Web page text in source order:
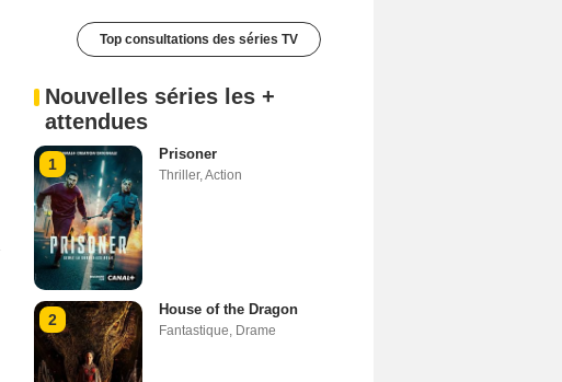
Top consultations des séries TV
Nouvelles séries les +
attendues
1
Prisoner
Thriller,Action
2
House of the Dragon
Fantastique, Drame